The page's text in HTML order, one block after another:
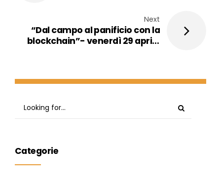
Next
“Dal campo al panificio con la
blockchain”- venerdì 29 aprile
Categorie